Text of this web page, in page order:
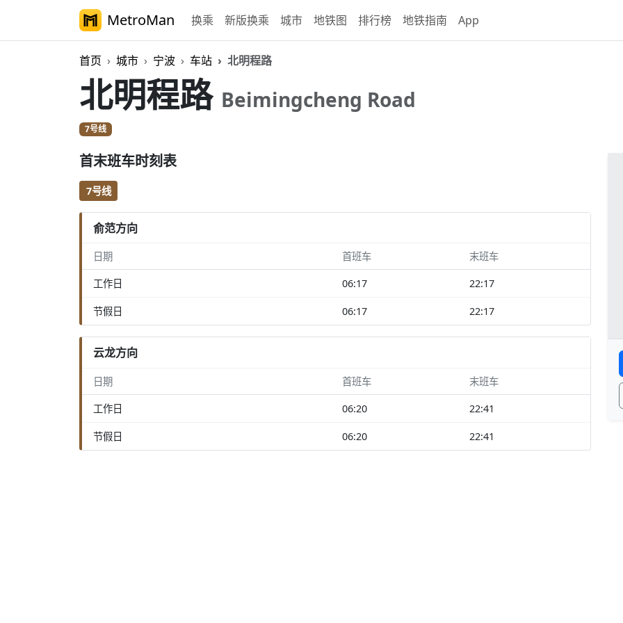
MetroMan 换乘 新版换乘 城市 地铁图 排行榜 地铁指南 App
首页 城市 宁波 车站 北明程路
北明程路 Beimingcheng Road
7号线
首末班车时刻表
7号线
俞范方向
日期 首班车 末班车
工作日 06:17 22:17
节假日 06:17 22:17
云龙方向
日期 首班车 末班车
工作日 06:20 22:41
节假日 06:20 22:41